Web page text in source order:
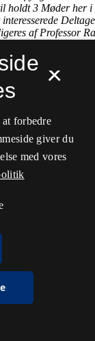
×
forbedre
giver du
med vores